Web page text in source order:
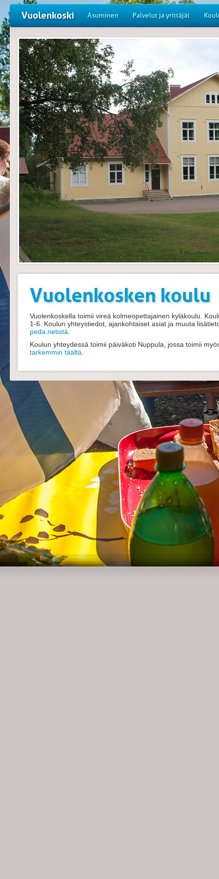
Vuolenkoski Asuminen Palvelut ja yrittäjät
Vuolenkosken koulu
Vuolenkoskella toimii vireä kolmeopettajainen kyläkoulu.
1-6. Koulun yhteystiedot, ajankohtaiset asiat ja muuta
peda.netistä
Koulun yhteydessä toimii päiväkoti Nuppula, jossa toimii
tarkemmin täältä